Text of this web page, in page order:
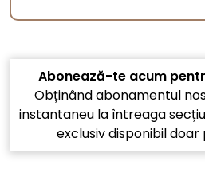
Abonează-te acum
Obținând abonamentul
instantaneu la întreaga
exclusiv disponibil